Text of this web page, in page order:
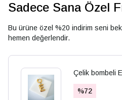
Sadece Sana Özel
Bu ürüne özel %20 indirim seni
hemen değerlendir.
Çelik bombeli
%72